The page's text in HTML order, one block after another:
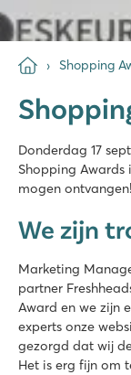
Shopping
Donderdag 17
Shopping Awards
mogen ontvangen!
We zijn
Marketing
partner
Award en we zijn
experts onze
gezorgd dat wij
Het is erg fijn om